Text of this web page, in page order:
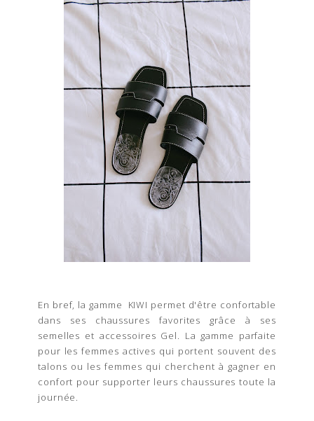
En bref, la gamme KIWI permet d'être confortable
dans ses chaussures favorites grâce à ses
semelles et accessoires Gel. La gamme parfaite
pour les femmes actives qui portent souvent des
talons ou les femmes qui cherchent à gagner en
confort pour supporter leurs chaussures toute la
journée.